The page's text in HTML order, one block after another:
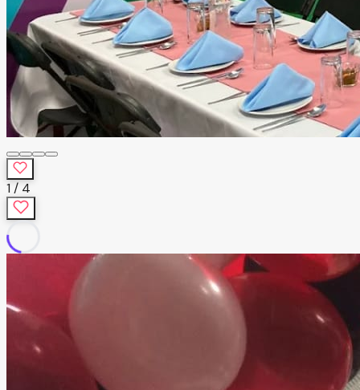
1 / 4